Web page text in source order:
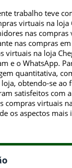
trabalho teve
virtuais na loja
nas
nas compras
virtuais na loja
e o WhatsApp.
quantitativa,
obtendo-se ao
satisfeitos com
compras virtuais
os aspectos